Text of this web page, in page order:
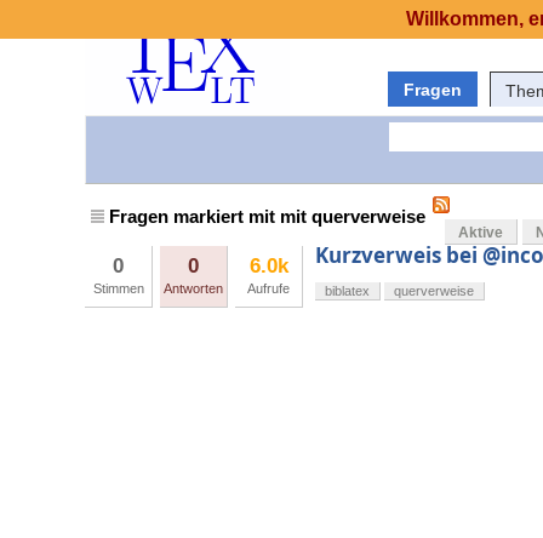
Fragen
Fragen markiert mit mit querverweise
Aktive
0
Stimmen
0
Antworten
6.0k
Aufrufe
Kurzverweis bei
biblatex querverweise
Willkommen,